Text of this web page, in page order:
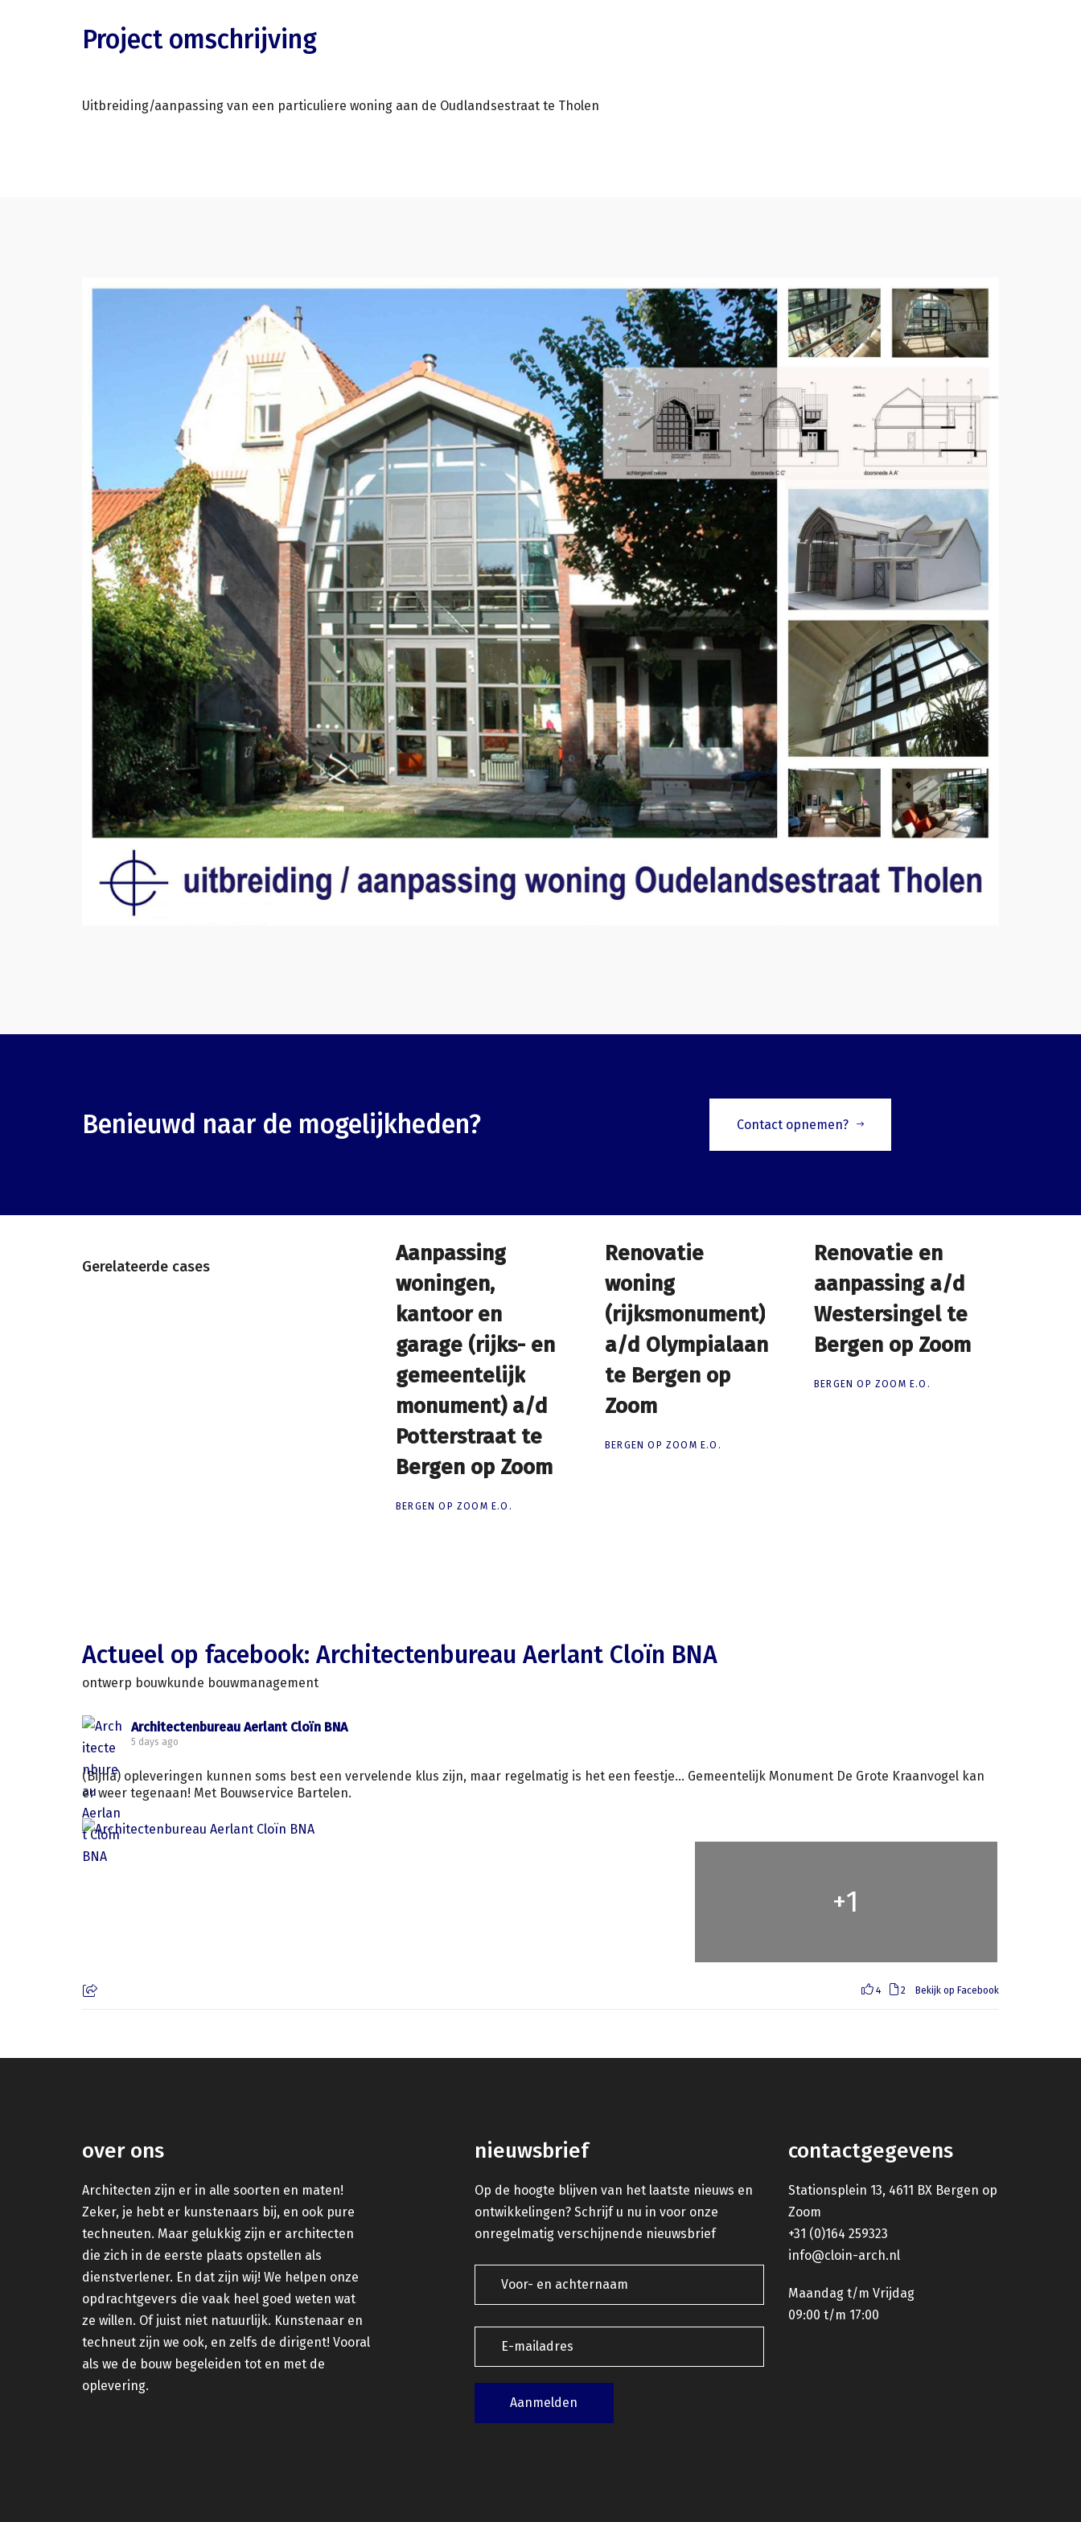
Project omschrijving
Uitbreiding/aanpassing van een particuliere woning aan de Oudlandsestraat te Tholen
Benieuwd naar de mogelijkheden? Contact opnemen?
Gerelateerde cases
Aanpassing
woningen,
kantoor en
garage (rijks- en
gemeentelijk
monument) a/d
Potterstraat te
Bergen op Zoom
Aanpassing
woningen,
kantoor en
garage (rijks- en
gemeentelijk
monument) a/d
Potterstraat te
Bergen op Zoom
BERGEN OP ZOOM E.O.
Renovatie
woning
(rijksmonument)
a/d Olympialaan
te Bergen op
Zoom
Renovatie
woning
(rijksmonument)
a/d Olympialaan
te Bergen op
Zoom
BERGEN OP ZOOM E.O.
Renovatie en
aanpassing a/d
Westersingel te
Bergen op Zoom
Renovatie en
aanpassing a/d
Westersingel te
Bergen op Zoom
BERGEN OP ZOOM E.O.
Actueel op facebook: Architectenbureau Aerlant Cloïn BNA
ontwerp bouwkunde bouwmanagement
Architectenbureau Aerlant Cloïn BNA
5 days ago
(Bijna) opleveringen kunnen soms best een vervelende klus zijn, maar regelmatig is het een feestje... Gemeentelijk Monument De Grote Kraanvogel kan
er weer tegenaan! Met Bouwservice Bartelen.
+1
4 2 Bekijk op Facebook
over ons
Architecten zijn er in alle soorten en maten!
Zeker, je hebt er kunstenaars bij, en ook pure
techneuten. Maar gelukkig zijn er architecten
die zich in de eerste plaats opstellen als
dienstverlener. En dat zijn wij! We helpen onze
opdrachtgevers die vaak heel goed weten wat
ze willen. Of juist niet natuurlijk. Kunstenaar en
techneut zijn we ook, en zelfs de dirigent! Vooral
als we de bouw begeleiden tot en met de
oplevering.
nieuwsbrief
Op de hoogte blijven van het laatste nieuws en
ontwikkelingen? Schrijf u nu in voor onze
onregelmatig verschijnende nieuwsbrief
contactgegevens
Stationsplein 13, 4611 BX Bergen op
Zoom
+31 (0)164 259323
info@cloin-arch.nl
Maandag t/m Vrijdag
09:00 t/m 17:00